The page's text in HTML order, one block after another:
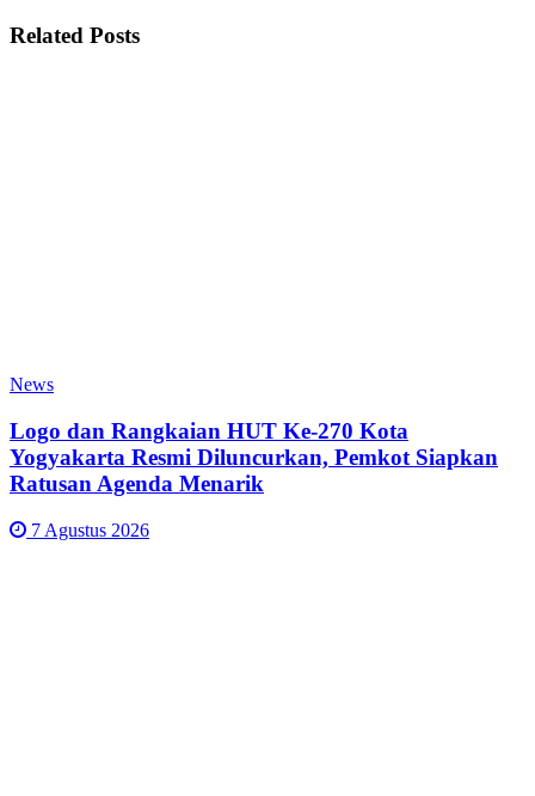
Related Posts
News
Logo dan Rangkaian HUT Ke-270 Kota
Yogyakarta Resmi Diluncurkan, Pemkot Siapkan
Ratusan Agenda Menarik
7 Agustus 2026